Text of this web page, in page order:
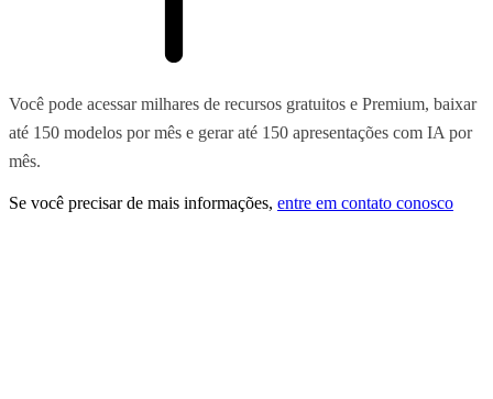
Você pode acessar milhares de recursos gratuitos e Premium, baixar
até 150 modelos por mês e gerar até 150 apresentações com IA por
mês.
Se você precisar de mais informações, entre em contato conosco